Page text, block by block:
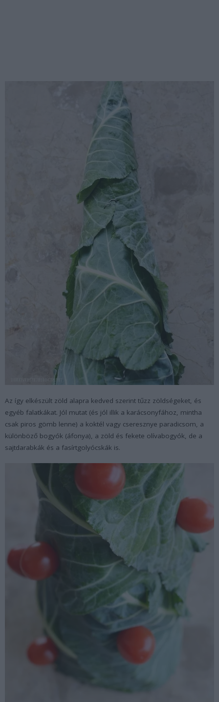
Az így elkészült zöld alapra kedved szerint tűzz zöldségeket, és
egyéb falatkákat. Jól mutat (és jól illik a karácsonyfához, mintha
csak piros gömb lenne) a koktél vagy cseresznye paradicsom, a
különböző bogyók (áfonya), a zöld és fekete olívabogyók, de a
sajtdarabkák és a fasírtgolyócskák is.